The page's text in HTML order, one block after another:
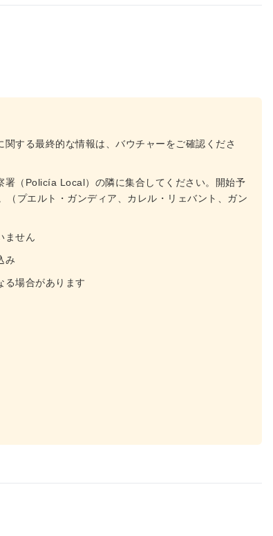
する最終的な情報は、バウチャーをご確認くださ
（Policía Local）の隣に集合してください。開始予
プエルト・ガンディア、カレル・リェバント、ガン
ません
み
る場合があります